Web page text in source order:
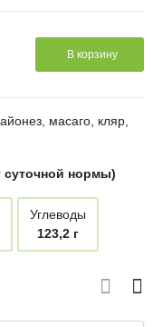
В корзину
масаго, кляр,
суточной нормы)
Углеводы
123,2 г